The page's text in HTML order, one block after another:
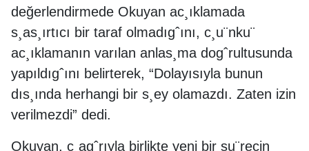
değerlendirmede Okuyan ac¸ıklamada
s¸as¸ırtıcı bir taraf olmadıgˆını, c¸u¨nku¨
ac¸ıklamanın varılan anlas¸ma dogˆrultusunda
yapıldıgˆını belirterek, “Dolayısıyla bunun
dıs¸ında herhangi bir s¸ey olamazdı. Zaten izin
verilmezdi” dedi.
Okuyan, c¸agˆrıyla birlikte yeni bir su¨recin